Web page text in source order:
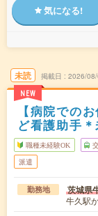
気になる!
未読
NEW
掲載日 2026/
【病院での
ど看護助手
職種未経験OK
派遣
勤務地 茨城県
牛久駅